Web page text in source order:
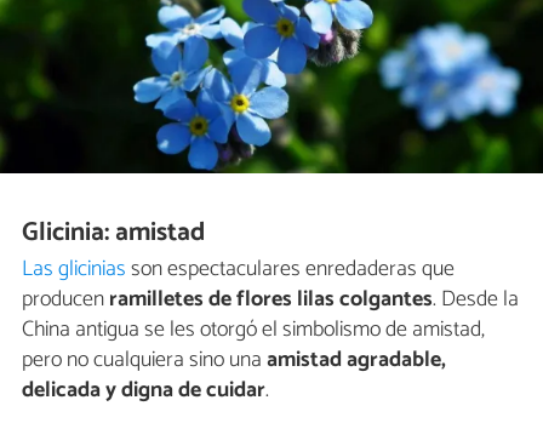
Glicinia: amistad
Las gliciniasson espectaculares enredaderas que
producenramilletes de flores lilas colgantes. Desde la
China antigua se les otorgó el simbolismo de amistad,
pero no cualquiera sino unaamistad agradable,
delicada y digna de cuidar.